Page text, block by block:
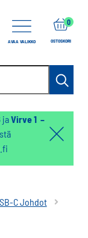
AVAA VALIKKO OSTOSKORI
0items
jaVirve 1 –
C Johdot